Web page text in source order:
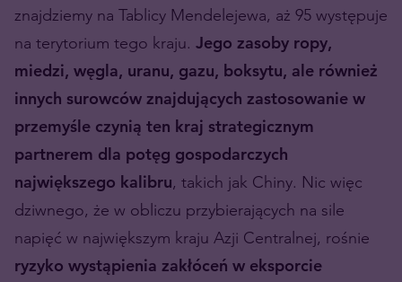
znajdziemy na Tablicy Mendelejewa, aż 95 występuje
na terytorium tego kraju. Jego zasoby ropy,
miedzi, węgla, uranu, gazu, boksytu, ale również
innych surowców znajdujących zastosowanie w
przemyśle czynią ten kraj strategicznym
partnerem dla potęg gospodarczych
największego kalibru, takich jak Chiny. Nic więc
dziwnego, że w obliczu przybierających na sile
napięć w największym kraju Azji Centralnej, rośnie
ryzyko wystąpienia zakłóceń w eksporcie